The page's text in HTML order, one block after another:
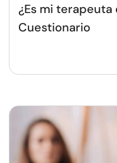
¿Es mi
Cuestionario